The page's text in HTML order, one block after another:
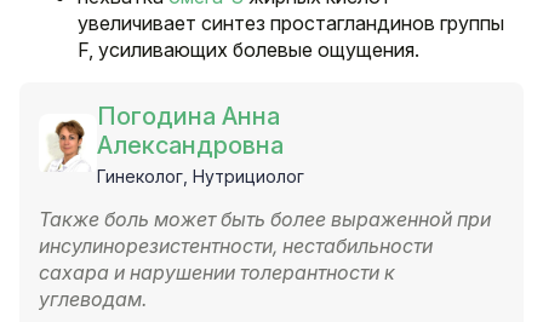
увеличивает синтез простагландинов группы
F, усиливающих болевые ощущения.
Погодина Анна
Александровна
Гинеколог, Нутрициолог
Также боль может быть более выраженной при
инсулинорезистентности, нестабильности
сахара и нарушении толерантности к
углеводам.